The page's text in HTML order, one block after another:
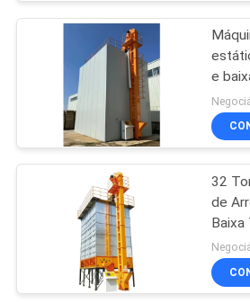
fornalha da
biomassa
e
de 55
32
de
Trigo
Duplo